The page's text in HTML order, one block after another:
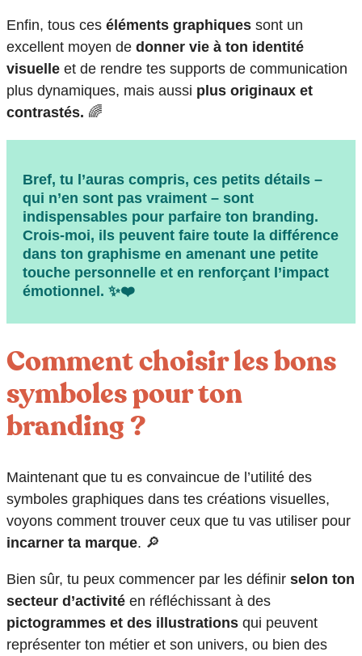
Enfin, tous ces éléments graphiques sont un
excellent moyen de donner vie à ton identité
visuelle et de rendre tes supports de communication
plus dynamiques, mais aussi plus originaux et
contrastés. 🌈
Bref, tu l’auras compris, ces petits détails –
qui n’en sont pas vraiment – sont
indispensables pour parfaire ton branding.
Crois-moi, ils peuvent faire toute la différence
dans ton graphisme en amenant une petite
touche personnelle et en renforçant l’impact
émotionnel. ✨❤️
Comment choisir les bons
symboles pour ton
branding ?
Maintenant que tu es convaincue de l’utilité des
symboles graphiques dans tes créations visuelles,
voyons comment trouver ceux que tu vas utiliser pour
incarner ta marque. 🔎
Bien sûr, tu peux commencer par les définir selon ton
secteur d’activité en réfléchissant à des
pictogrammes et des illustrations qui peuvent
représenter ton métier et son univers, ou bien des